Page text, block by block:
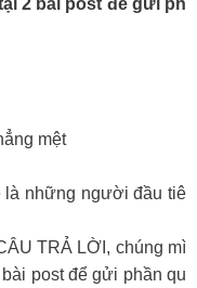
2 bài post để gửi ph
mệt
là những người đầu tiê
TRẢ LỜI, chúng mì
post để gửi phần qu